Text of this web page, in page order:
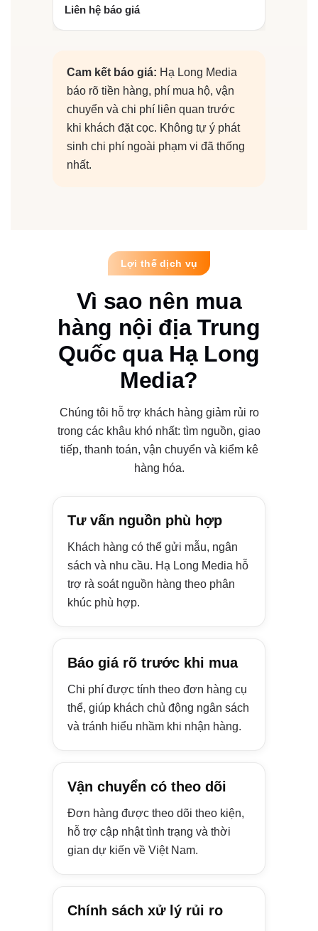
Liên hệ báo giá
Cam kết báo giá: Hạ Long Media
báo rõ tiền hàng, phí mua hộ, vận
chuyển và chi phí liên quan trước
khi khách đặt cọc. Không tự ý phát
sinh chi phí ngoài phạm vi đã thống
nhất.
Lợi thế dịch vụ
Vì sao nên mua
hàng nội địa Trung
Quốc qua Hạ Long
Media?
Chúng tôi hỗ trợ khách hàng giảm rủi ro
trong các khâu khó nhất: tìm nguồn, giao
tiếp, thanh toán, vận chuyển và kiểm kê
hàng hóa.
Tư vấn nguồn phù hợp
Khách hàng có thể gửi mẫu, ngân
sách và nhu cầu. Hạ Long Media hỗ
trợ rà soát nguồn hàng theo phân
khúc phù hợp.
Báo giá rõ trước khi mua
Chi phí được tính theo đơn hàng cụ
thể, giúp khách chủ động ngân sách
và tránh hiểu nhầm khi nhận hàng.
Vận chuyển có theo dõi
Đơn hàng được theo dõi theo kiện,
hỗ trợ cập nhật tình trạng và thời
gian dự kiến về Việt Nam.
Chính sách xử lý rủi ro